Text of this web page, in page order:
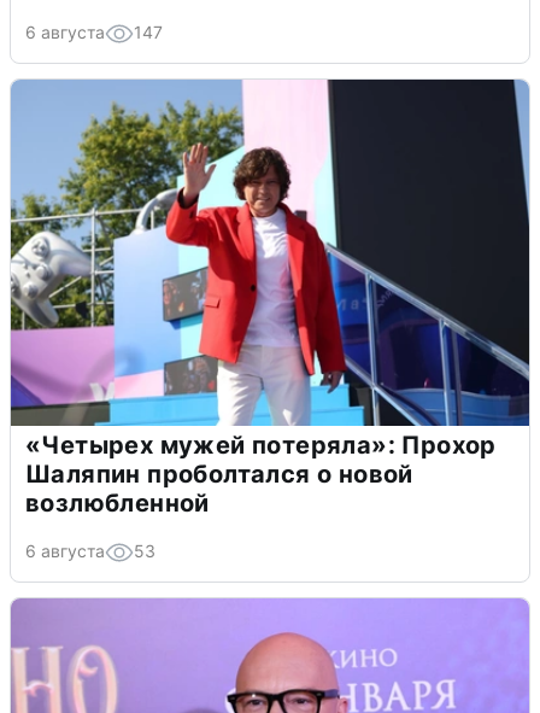
6 августа 147
«Четырех мужей потеряла»: Прохор
Шаляпин проболтался о новой
возлюбленной
6 августа 53